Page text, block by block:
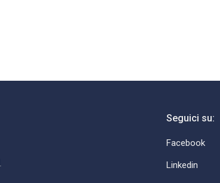
Seguici su:
Facebook
Linkedin